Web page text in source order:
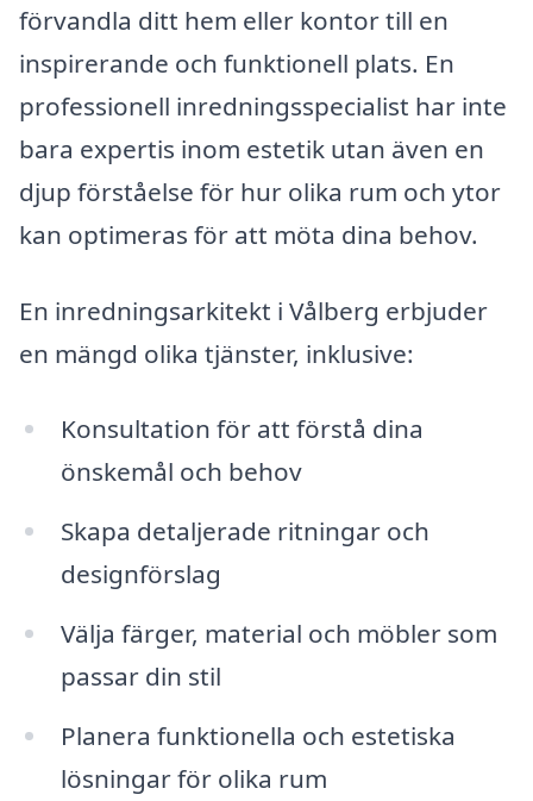
förvandla ditt hem eller kontor till en
inspirerande och funktionell plats. En
professionell inredningsspecialist har inte
bara expertis inom estetik utan även en
djup förståelse för hur olika rum och ytor
kan optimeras för att möta dina behov.
En inredningsarkitekt i Vålberg erbjuder
en mängd olika tjänster, inklusive:
Konsultation för att förstå dina
önskemål och behov
Skapa detaljerade ritningar och
designförslag
Välja färger, material och möbler som
passar din stil
Planera funktionella och estetiska
lösningar för olika rum